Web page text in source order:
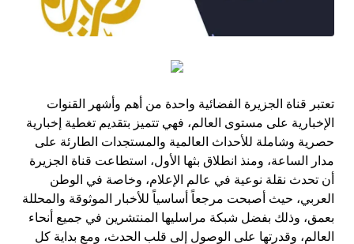
تعتبر قناة الجزيرة الفضائية واحدة من أهم وأشهر القنوات
الإخبارية على مستوى العالم، فهي تتميز بتقديم تغطية إخبارية
حصرية وشاملة للأحداث العالمية والمستجدات الطارئة على
مدار الساعة، ومنذ انطلاق بثها الأول، استطاعت قناة الجزيرة
أن تحدث نقلة نوعية في عالم الإعلام، وخاصة في الوطن
العربي، حيث أصبحت مرجعاً أساسياً للأخبار الموثوقة والمحللة
بعمق، وذلك بفضل شبكة مراسليها المنتشرين في جميع أنحاء
العالم، وقدرتها على الوصول إلى قلب الحدث، ومع بداية كل